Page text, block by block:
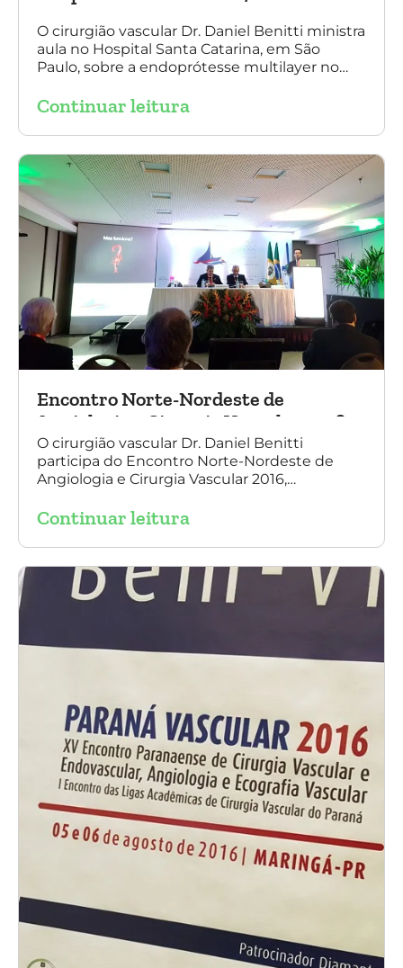
O cirurgião vascular Dr. Daniel Benitti ministra
aula no Hospital Santa Catarina, em São
Paulo, sobre a endoprótesse multilayer no
experiência nacional e mundial com esta
Daniel Benitti e à direita Dr. Carlos Alberto
Fernandes Costa)
Continuar leitura
Encontro Norte-Nordeste de
Angiologia e Cirurgia Vascular 2016
O cirurgião vascular Dr. Daniel Benitti
participa do Encontro Norte-Nordeste de
Angiologia e Cirurgia Vascular 2016,
aneurisma da Aorta.
Continuar leitura